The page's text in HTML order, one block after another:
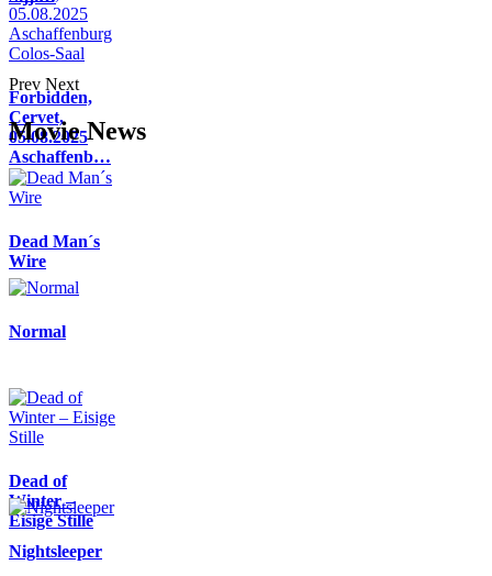
Forbidden,
Cervet,
05.08.2025
Aschaffenb…
Prev Next
Movie News
Dead Man´s
Wire
Normal
Dead of
Winter –
Eisige Stille
Nightsleeper